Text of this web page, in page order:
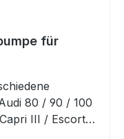
für
80 / 90 / 100
III / Escort